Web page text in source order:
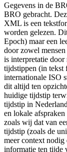
Gegevens in de
BRO gebracht.
XML is een
worden gelezen.
Epoch) maar een
door zowel
is interpretatie door
tijdstippen (in tekst
internationale ISO
dit altijd ten
huidige tijdstip
tijdstip in
en lokale
zoals wij dat van
tijdstip (zoals de
meer context
informatie ten tijde